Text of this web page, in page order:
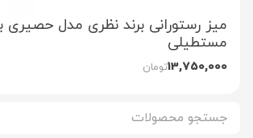
میز رستورانی برند نظری مدل حصیری
مستطیلی
13,750,000تومان